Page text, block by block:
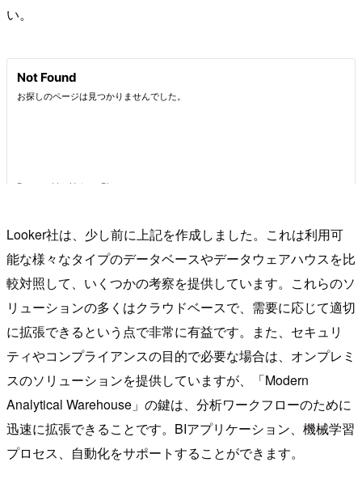
い。
Looker社は、少し前に上記を作成しました。これは利用可
能な様々なタイプのデータベースやデータウェアハウスを比
較対照して、いくつかの考察を提供しています。これらのソ
リューションの多くはクラウドベースで、需要に応じて適切
に拡張できるという点で非常に有益です。また、セキュリ
ティやコンプライアンスの目的で必要な場合は、オンプレミ
スのソリューションを提供していますが、「Modern
Analytical Warehouse」の鍵は、分析ワークフローのために
迅速に拡張できることです。BIアプリケーション、機械学習
プロセス、自動化をサポートすることができます。